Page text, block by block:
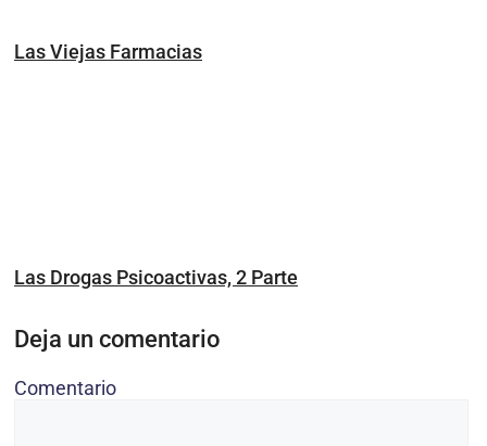
Las Viejas Farmacias
Las Drogas Psicoactivas, 2 Parte
Deja un comentario
Comentario